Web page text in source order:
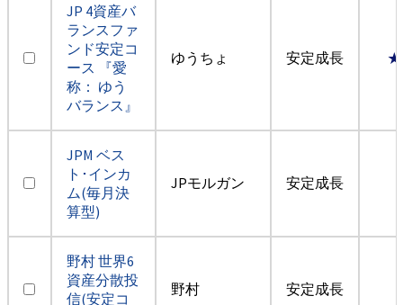
JP 4資産バ
ランスファ
ンド安定コ
ース 『愛
称： ゆう
バランス』
ゆうちょ 安定成長
JPM ベス
ト･インカ
ム(毎月決
算型)
JPモルガン 安定成長
野村 世界6
資産分散投
信(安定コ
野村 安定成長